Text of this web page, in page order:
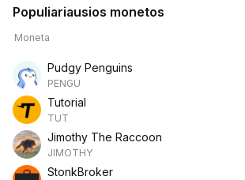
Populiariausios monetos
Moneta
Pudgy Penguins
PENGU
Tutorial
TUT
Jimothy The Raccoon
JIMOTHY
StonkBroker